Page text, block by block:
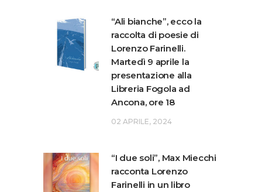
“Ali bianche”, ecco la
raccolta di poesie di
Lorenzo Farinelli.
Martedì 9 aprile la
presentazione alla
Libreria Fogola ad
Ancona, ore 18
02 APRILE, 2024
“I due soli”, Max Miecchi
racconta Lorenzo
Farinelli in un libro